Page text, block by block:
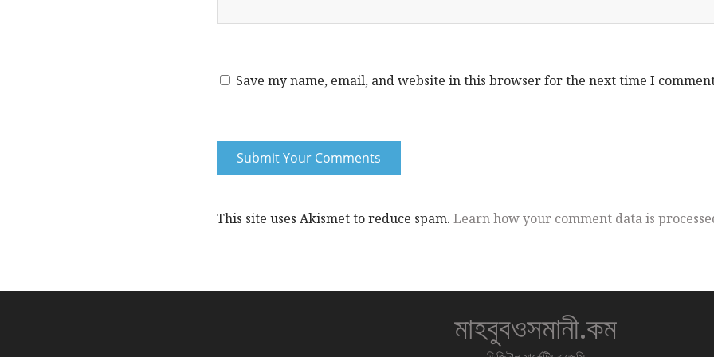
Save my name, email, and website in this browser for the next time I
This site uses Akismet to reduce spam. Learn how your comment data is
মাহবুবওসমানী.কম